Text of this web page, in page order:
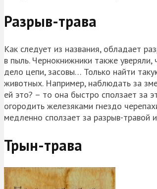
Разрыв-трава
Как следует из названия, обладает
в пыль. Чернокнижники также
дело цепи, засовы… Только найти
животных. Например, наблюдать за
ей это? – то она быстро сползает за
огородить железяками гнездо
медленно сползает за разрыв-травой
Трын-трава